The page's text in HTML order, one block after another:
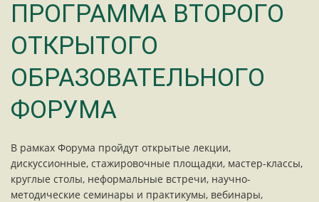
ПРОГРАММА ВТОРОГО
ОТКРЫТОГО
ОБРАЗОВАТЕЛЬНОГО
ФОРУМА
В рамках Форума пройдут открытые лекции,
дискуссионные, стажировочные площадки, мастер-классы,
круглые столы, неформальные встречи, научно-
методические семинары и практикумы, вебинары,